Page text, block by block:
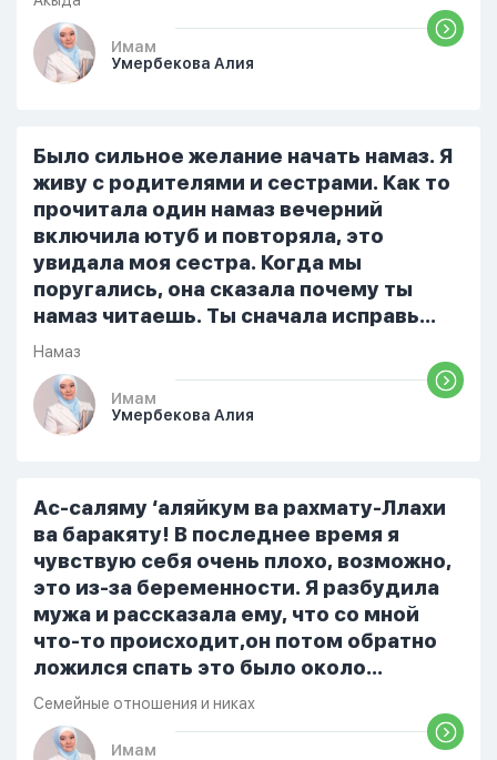
тревожно,позже стало спокойно и в
голову начали лезть только хорошие
мысли,во второй раз когда я решила в
русский,потому что боялась
ошибиться и то что намаз не
примется,совершила истихар во время
тахаджуд...
Имам
Умербекова Алия
Было сильное желание начать намаз. Я
живу с родителями и сестрами. Как то
прочитала один намаз вечерний
включила ютуб и повторяла, это
увидала моя сестра. Когда мы
поругались, она сказала почему ты
намаз читаешь. Ты сначала исправь
себя. После этого я не вставала на
намаз и не видела жайнамаз. Я просто
уже так не могу читать, смотреть . Дуа
я делаю скрытно если делаю дома. Я
От родных же людей.
Намаз
Имам
Умербекова Алия
Ас-саляму ‘аляйкум ва рахмату-Ллахи
ва баракяту! В последнее время я
чувствую себя очень плохо, возможно,
это из-за беременности. Я разбудила
мужа и рассказала ему, что со мной
что-то происходит,он потом обратно
ложился спать это было около
одиннадцати вечера. Но я снова
разбудила его, сказав, что мне плохо.
Он ответил: «Я живу с больными». Мне
Семейные отношения и никах
Имам